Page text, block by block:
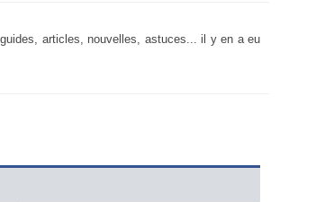
articles, nouvelles, astuces... il y en a eu